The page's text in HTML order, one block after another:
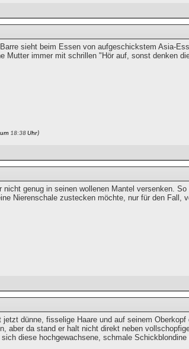
sieht beim Essen von aufgeschickstem Asia-
Mutter immer mit schrillen "Hör auf, sonst denken
18:38Uhr)
nicht genug in seinen wollenen Mantel versenken.
Nierenschale zustecken möchte, nur für den Fall,
jetzt dünne, fisselige Haare und auf seinem
aber da stand er halt nicht direkt neben
diese hochgewachsene, schmale